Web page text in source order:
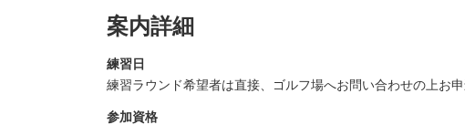
案内詳細
練習日
練習ラウンド希望者は直接、ゴルフ場へお問い合わせの上お申
参加資格